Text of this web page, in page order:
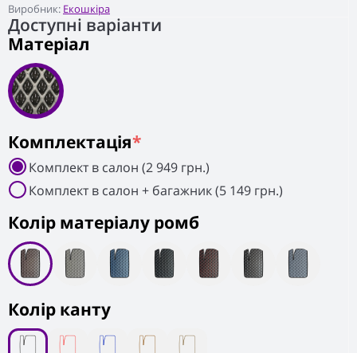
Виробник: Екошкіра
Доступні варіанти
Матеріал
Колiр матеріалу ромб
Колір канту
Комплектація*
Комплект в салон (2 949 грн.)
Комплект в салон + багажник (5 149 грн.)